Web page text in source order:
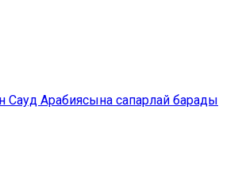
Сауд Арабиясына сапарлай барады